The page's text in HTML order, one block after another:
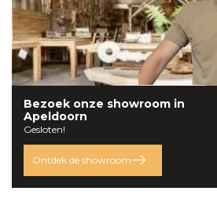
Bezoek onze showroom in
Apeldoorn
Gesloten!
Ontdek de showroom